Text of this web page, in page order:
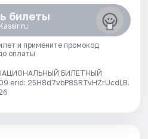
билеты
и примените промокод
оплаты
БИЛЕТНЫЙ
erid: 25H8d7vbP8SRTvHZrUcdLB.